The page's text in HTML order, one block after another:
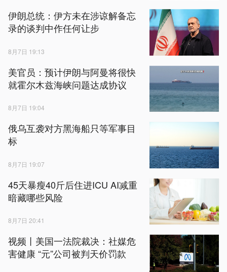
伊朗总统：伊方未在涉谅解备忘
录的谈判中作任何让步
8月7日 19:13
美官员：预计伊朗与阿曼将很快
就霍尔木兹海峡问题达成协议
8月7日 19:04
俄乌互袭对方黑海船只等军事目
标
8月7日 19:07
45天暴瘦40斤后住进ICU AI减重
暗藏哪些风险
8月7日 20:41
视频丨美国一法院裁决：社媒危
害健康 “元”公司被判天价罚款